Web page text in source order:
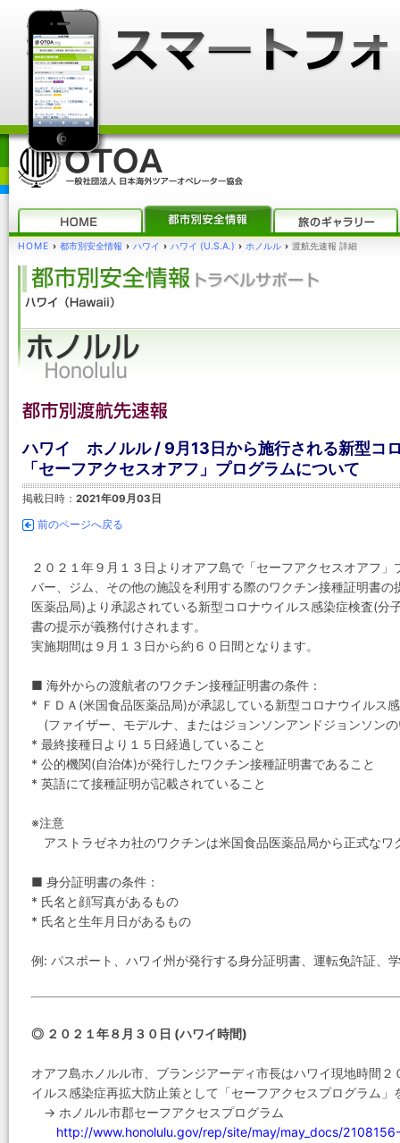
HOME › 都市別安全情報 › ハワイ › ハワイ (U.S.A.) › ホノルル › 渡航先速報 詳細
ハワイ ホノルル / 9月13日から施行される新型コ
「セーフアクセスオアフ」プログラムについて
掲載日時： 2021年09月03日
前のページへ戻る
２０２１年９月１３日よりオアフ島で「セーフアクセスオアフ
バー、ジム、その他の施設を利用する際のワクチン接種証明書
医薬品局)より承認されている新型コロナウイルス感染症検査(分
書の提示が義務付けされます。
実施期間は９月１３日から約６０日間となります。
■ 海外からの渡航者のワクチン接種証明書の条件：
* ＦＤＡ(米国食品医薬品局)が承認している新型コロナウイルス
(ファイザー、モデルナ、またはジョンソンアンドジョンソン
* 最終接種日より１５日経過していること
* 公的機関(自治体)が発行したワクチン接種証明書であること
* 英語にて接種証明が記載されていること
※注意
アストラゼネカ社のワクチンは米国食品医薬品局から正式なワ
■ 身分証明書の条件：
* 氏名と顔写真があるもの
* 氏名と生年月日があるもの
例: パスポート、ハワイ州が発行する身分証明書、運転免許証、
◎ ２０２１年８月３０日 (ハワイ時間)
オアフ島ホノルル市、ブランジアーディ市長はハワイ現地時間
イルス感染症再拡大防止策として「セーフアクセスプログラム
→ ホノルル市郡セーフアクセスプログラム
http://www.honolulu.gov/rep/site/may/may_docs/2108156-